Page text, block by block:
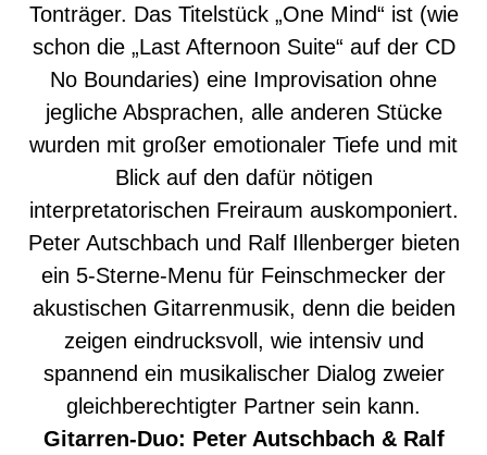
Tonträger. Das Titelstück „One Mind“ ist (wie
schon die „Last Afternoon Suite“ auf der CD
No Boundaries) eine Improvisation ohne
jegliche Absprachen, alle anderen Stücke
wurden mit großer emotionaler Tiefe und mit
Blick auf den dafür nötigen
interpretatorischen Freiraum auskomponiert.
Peter Autschbach und Ralf Illenberger bieten
ein 5-Sterne-Menu für Feinschmecker der
akustischen Gitarrenmusik, denn die beiden
zeigen eindrucksvoll, wie intensiv und
spannend ein musikalischer Dialog zweier
gleichberechtigter Partner sein kann.
Gitarren-Duo: Peter Autschbach & Ralf